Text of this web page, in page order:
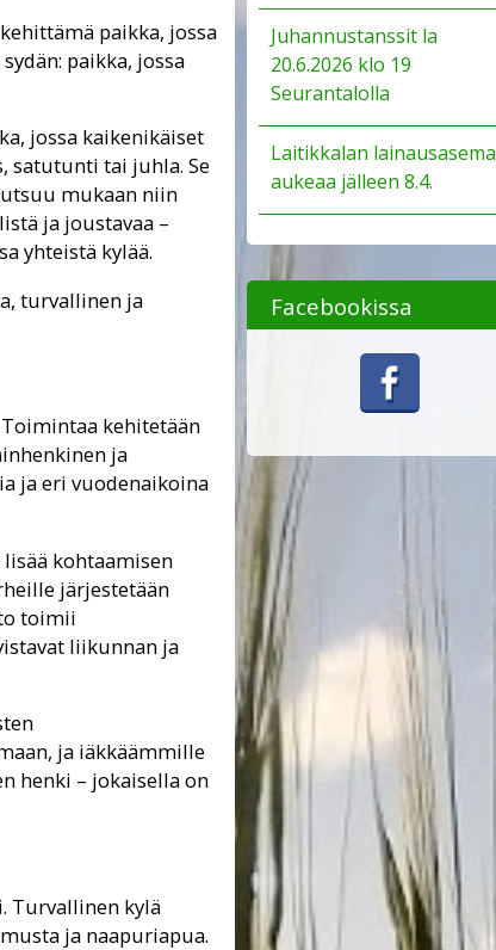
paikka, jossa
paikka, jossa
jossa kaikenikäiset
satutunti tai juhla. Se
mukaan niin
ja joustavaa –
yhteistä kylää.
turvallinen ja
kehitetään
ja
ja eri vuodenaikoina
kohtaamisen
järjestetään
toimii
liikunnan ja
ja iäkkäämmille
henki – jokaisella on
Turvallinen kylä
ja naapuriapua.
Juhannustanssit la
20.6.2026 klo 19
Seurantalolla
Laitikkalan lainausasema
aukeaa jälleen 8.4.
Facebookissa